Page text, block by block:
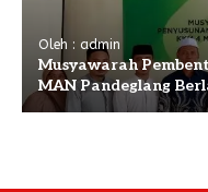
Oleh : admin
Musyawarah
MAN Pandeglang